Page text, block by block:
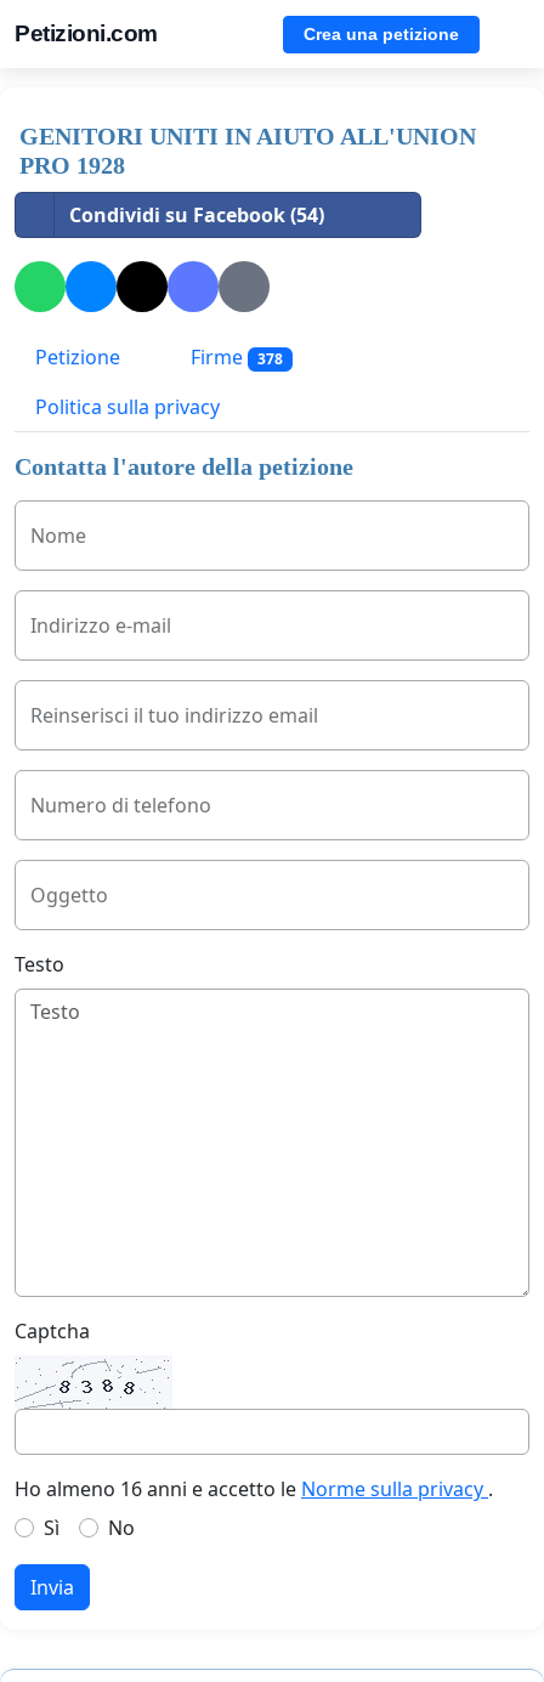
Petizioni.com Crea una petizione
GENITORI UNITI IN AIUTO ALL'UNION
PRO 1928
Condividi su Facebook (54)
Petizione Firme 378
Politica sulla privacy
Contatta l'autore della petizione
Nome
Indirizzo e-mail
Reinserisci il tuo indirizzo email
Numero di telefono
Oggetto
Testo
Captcha
Ho almeno 16 anni e accetto le Norme sulla privacy .
Sì
No
Invia